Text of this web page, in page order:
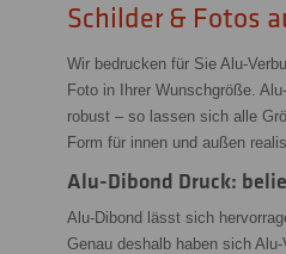
Schilder & Fotos
Wir bedrucken für Sie Alu-
Foto in Ihrer Wunschgröße.
robust – so lassen sich alle
Form für innen und außen
Alu-Dibond Druck:
Alu-Dibond lässt sich
Genau deshalb haben sich